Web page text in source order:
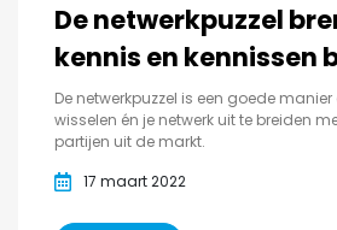
De netwerkpuzzel
kennis en kennissen
De netwerkpuzzel is een goede
wisselen én je netwerk uit te breiden
partijen uit de markt.
17 maart 2022